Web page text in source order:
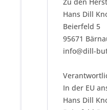
Hans Dill
Beierfeld 5
95671
info@dill-
In der EU
Hans Dill